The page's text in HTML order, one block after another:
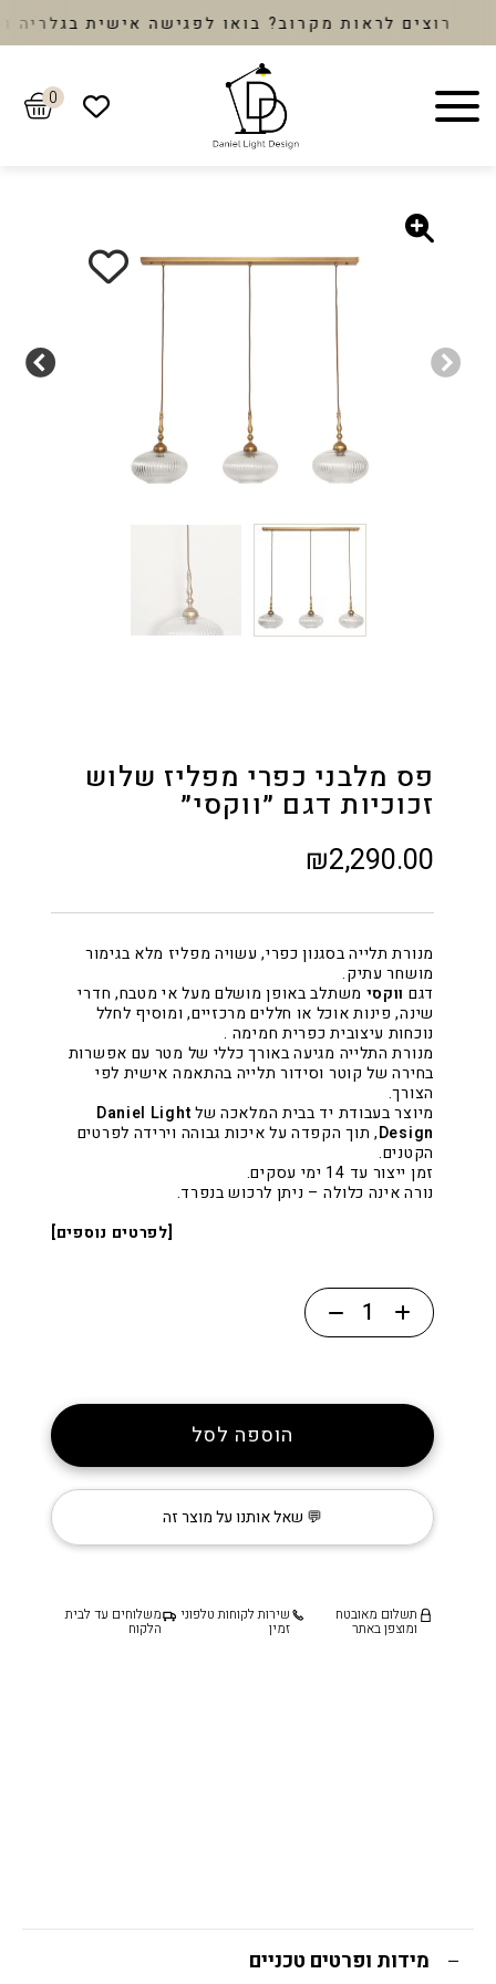
רוצים לראות מקרוב? בואו לפגישה אישית בגלריה
0
פס מלבני כפרי מפליז שלוש
זכוכיות דגם ״ווקסי״
₪2,290.00
מנורת תלייה בסגנון כפרי, עשויה מפליז מלא בגימור
מושחר עתיק.
דגם ווקסי משתלב באופן מושלם מעל אי מטבח, חדרי
שינה, פינות אוכל או חללים מרכזיים, ומוסיף לחלל
נוכחות עיצובית כפרית חמימה .
מנורת התלייה מגיעה באורך כללי של מטר עם אפשרות
בחירה של קוטר וסידור תלייה בהתאמה אישית לפי
הצורך.
מיוצר בעבודת יד בבית המלאכה שלDaniel Light
Design, תוך הקפדה על איכות גבוהה וירידה לפרטים
הקטנים.
זמן ייצור עד 14 ימי עסקים.
נורה אינה כלולה – ניתן לרכוש בנפרד.
[לפרטים נוספים]
כמות
של
שלוש
דגם
הוספה לסל
💬 שאל אותנו על מוצר זה
תשלום מאובטח
ומוצפן באתר
שירות לקוחות טלפוני
זמין
משלוחים עד לבית
הלקוח
מידות ופרטים טכניים